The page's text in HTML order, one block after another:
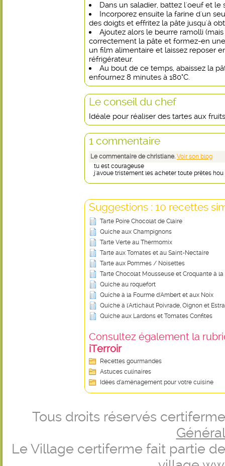
Dans un saladier, battez l'oeuf et le
Incorporez ensuite la farine d'un
des doigts et effritez la pâte jusqu'à
Ajoutez alors le beurre ramolli
correctement la pâte et formez-en
un film alimentaire et laissez reposer
réfrigérateur.
Au bout de ce temps, abaissez la
enfournez 8 minutes à 180°C.
Le conseil du chef
Idéale pour réaliser des tartes aux
1 commentaire
Le commentaire de christiane. Voir son blog
tu est courageuse
j'avoue tristement les acheter toute prêtes
Suggestions : 10 recettes
Tarte Poire Chocolat de Claire
Quiche aux Champignons
Tarte Verte au Thermomix
Tarte aux Tomates et au Saint-Nectaire
Tarte aux Pommes / Noisettes
Tarte Chocolat Mousseuse et Croquante à la
Quiche au roquefort
Quiche à la Fourme d'Ambert et aux Noix
Quiche à l'Artichaut Poivrade, Oignon et
Quiche aux Lardons et Tomates Confites
Consultez également la
iTerroir
Recettes gourmandes
Astuces culinaires
Idées d’aménagement pour votre cuisine
Tous droits réservés
Le Village certiferme fait partie